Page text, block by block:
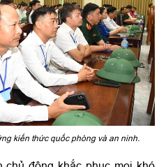
kiến thức quốc phòng và an ninh.